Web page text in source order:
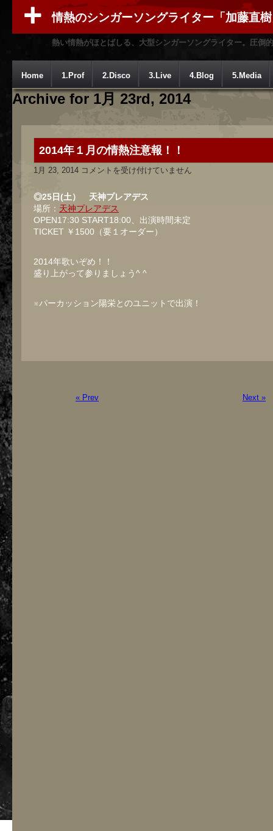
情熱のシンガーソングライター「加藤直
熱い情熱がほとばしる、大型シンガーソングライター。圧倒
Home 1.Prof 2.Disco 3.Live 4.Blog 5.Media
Archive for 1月 23rd, 2014
2014年１月の情熱注意報！！
1月 23, 2014 2014
情
熱
注
意
コメントを受け付けていません
◎25日(土） 天神プレアデス
場所： 天神プレアデス
OPEN17:30 START18:00、出演時間未定
TICKET ￥1500（要１オーダー）
2014年歌いぞめ！！
盛り上がって参りましょう^ ^
※パーカッション陽栄とのユニットで出演！
« Prev Next »